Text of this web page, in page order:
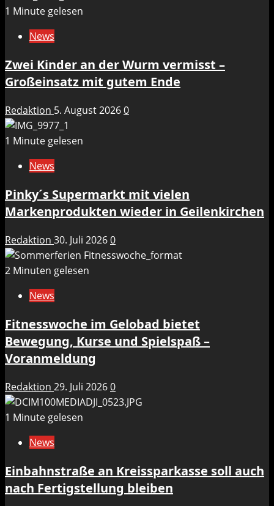
1 Minute gelesen
News
Zwei Kinder an der Wurm vermisst –
Großeinsatz mit gutem Ende
Redaktion 5. August 20260
1 Minute gelesen
News
Pinky´s Supermarkt mit vielen
Markenprodukten wieder in Geilenkirchen
Redaktion 30. Juli 20260
2 Minuten gelesen
News
Fitnesswoche im Gelobad bietet
Bewegung, Kurse und Spielspaß –
Voranmeldung
Redaktion 29. Juli 20260
1 Minute gelesen
News
Einbahnstraße an Kreissparkasse soll auch
nach Fertigstellung bleiben